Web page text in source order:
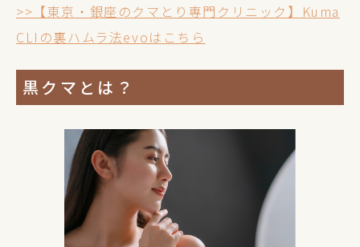
>>【東京・銀座のクマとり専門クリニック】Kuma
CLIの裏ハムラ法evoはこちら
黒クマとは？